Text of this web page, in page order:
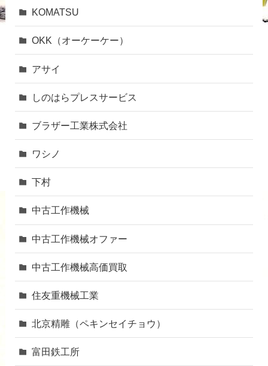
KOMATSU
OKK（オーケーケー）
アサイ
しのはらプレスサービス
ブラザー工業株式会社
ワシノ
下村
中古工作機械
中古工作機械オファー
中古工作機械高価買取
住友重機械工業
北京精雕（ペキンセイチョウ）
富田鉄工所